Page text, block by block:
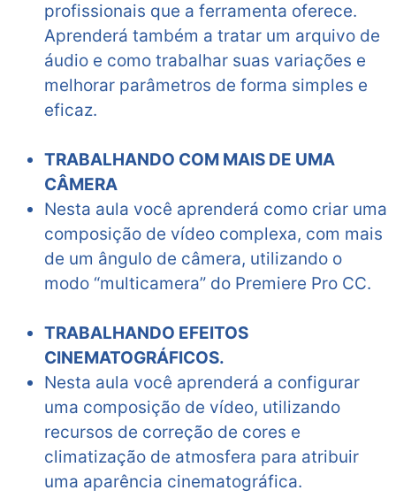
profissionais que a ferramenta oferece.
Aprenderá também a tratar um arquivo de
áudio e como trabalhar suas variações e
melhorar parâmetros de forma simples e
eficaz.
TRABALHANDO COM MAIS DE UMA
CÂMERA
Nesta aula você aprenderá como criar uma
composição de vídeo complexa, com mais
de um ângulo de câmera, utilizando o
modo “multicamera” do Premiere Pro CC.
TRABALHANDO EFEITOS
CINEMATOGRÁFICOS.
Nesta aula você aprenderá a configurar
uma composição de vídeo, utilizando
recursos de correção de cores e
climatização de atmosfera para atribuir
uma aparência cinematográfica.